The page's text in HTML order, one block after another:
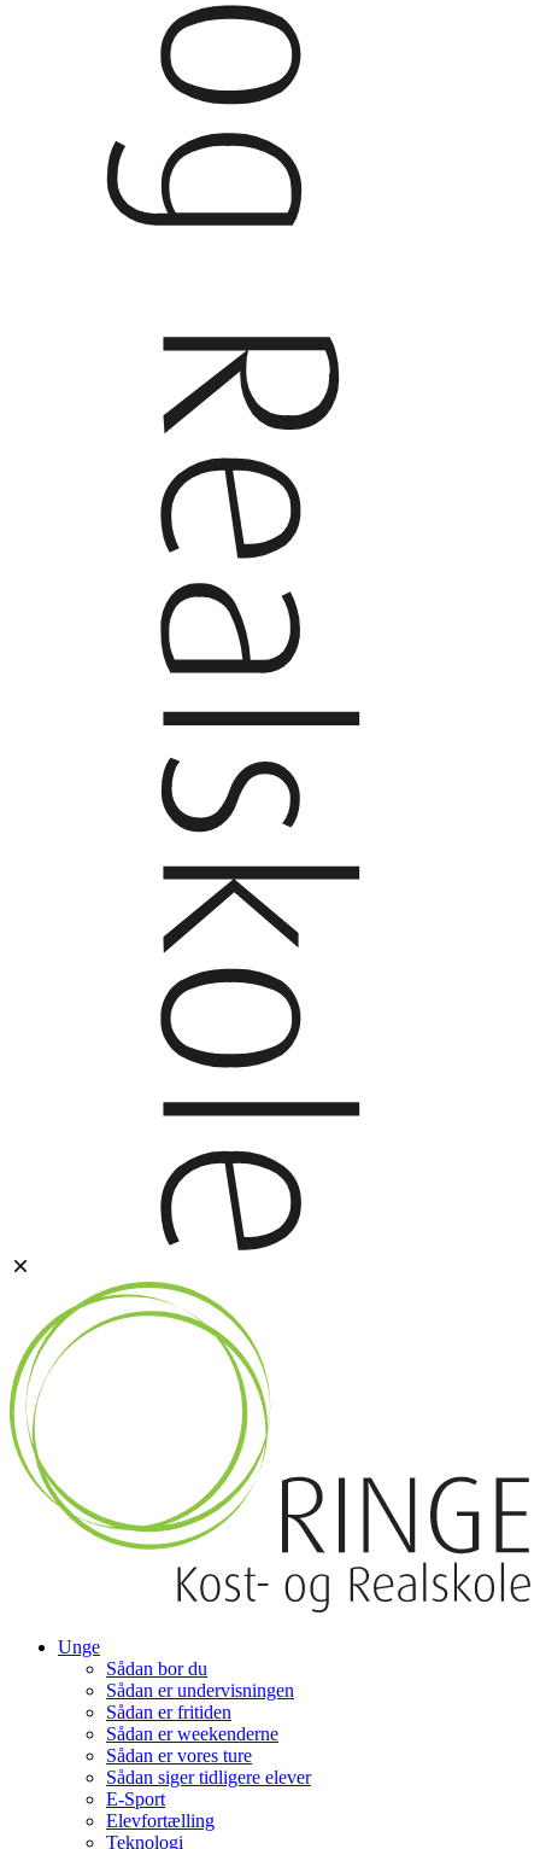
Unge
Sådan bor du
Sådan er undervisningen
Sådan er fritiden
Sådan er weekenderne
Sådan er vores ture
Sådan siger tidligere elever
E-Sport
Elevfortælling
Teknologi